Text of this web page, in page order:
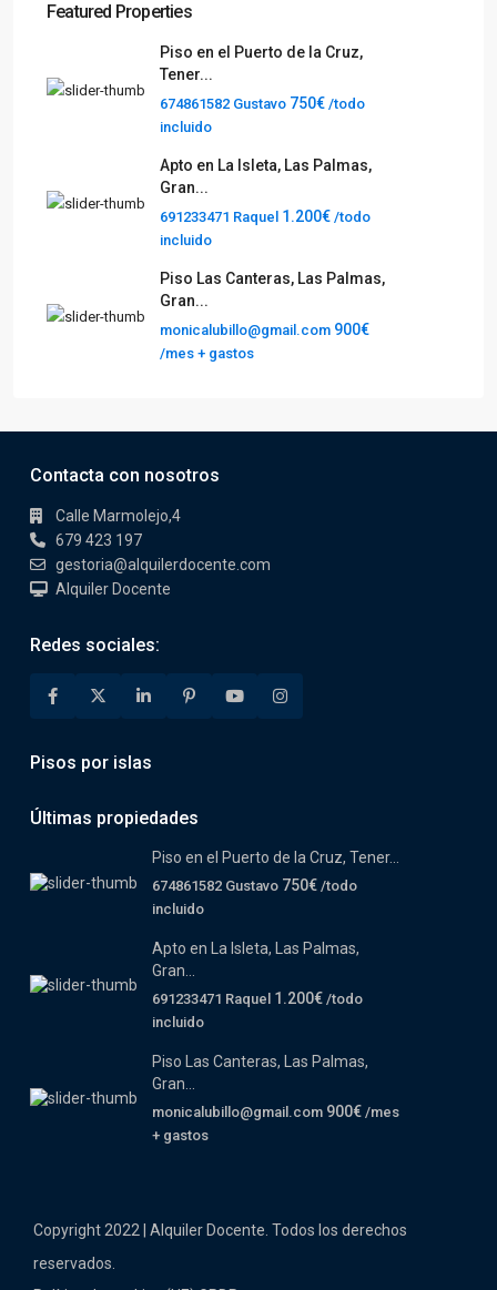
Featured Properties
Piso en el Puerto de la Cruz,
Tener...
674861582 Gustavo 750€ /todo
incluido
Apto en La Isleta, Las Palmas,
Gran...
691233471 Raquel 1.200€ /todo
incluido
Piso Las Canteras, Las Palmas,
Gran...
monicalubillo@gmail.com 900€
/mes + gastos
Contacta con nosotros
Calle Marmolejo,4
679 423 197
gestoria@alquilerdocente.com
Alquiler Docente
Redes sociales:
Pisos por islas
Últimas propiedades
Piso en el Puerto de la Cruz, Tener...
674861582 Gustavo 750€ /todo
incluido
Apto en La Isleta, Las Palmas,
Gran...
691233471 Raquel 1.200€ /todo
incluido
Piso Las Canteras, Las Palmas,
Gran...
monicalubillo@gmail.com 900€ /mes
+ gastos
Copyright 2022 | Alquiler Docente. Todos los derechos
reservados.